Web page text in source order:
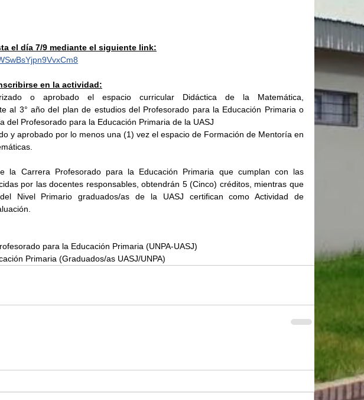
el día 7/9 mediante el siguiente link:
en la actividad:
o aprobado el espacio curricular Didáctica de la Matemática,
al 3° año del plan de estudios del Profesorado para la Educación Primaria o
del Profesorado para la Educación Primaria de la UASJ
y aprobado por lo menos una (1) vez el espacio de Formación de Mentoría en
la Carrera Profesorado para la Educación Primaria que cumplan con las
por las docentes responsables, obtendrán 5 (Cinco) créditos, mientras que
Nivel Primario graduados/as de la UASJ certifican como Actividad de
para la Educación Primaria (UNPA-UASJ)
Primaria (Graduados/as UASJ/UNPA)